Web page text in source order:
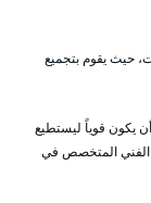
حيث يقوم بتجميع
يكون قوياً ليستطيع
الفني المتخصص في